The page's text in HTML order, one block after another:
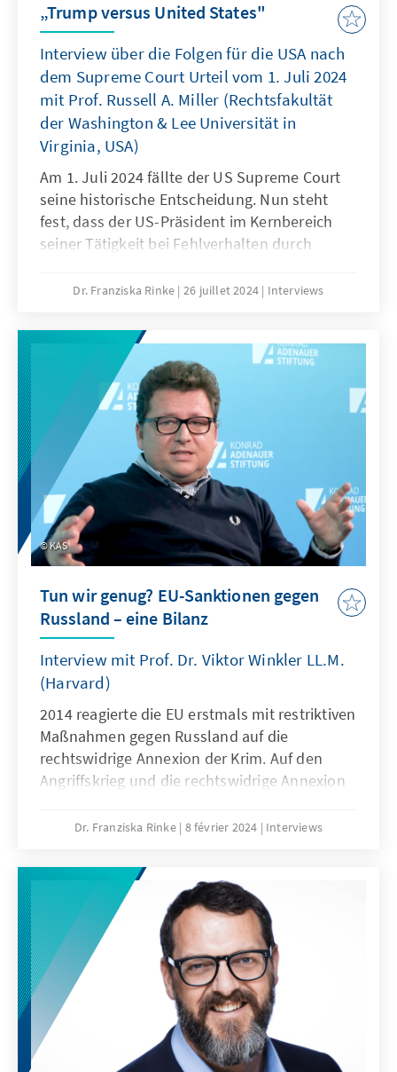
„Trump versus United States"
Interview über die Folgen für die USA nach
dem Supreme Court Urteil vom 1. Juli 2024
mit Prof. Russell A. Miller (Rechtsfakultät
der Washington & Lee Universität in
Virginia, USA)
Am 1. Juli 2024 fällte der US Supreme Court
seine historische Entscheidung. Nun steht
fest, dass der US-Präsident im Kernbereich
seiner Tätigkeit bei Fehlverhalten durch
Verfolgung geschützt ist. Steht der Präsident
äußern? In jedem Fall stärkt es die Stellung
des US-Präsidenten in besonderem Maße, der
oft als „die mächtigste Person der Welt“
bezeichnet wird.
Dr. Franziska Rinke 26 juillet 2024 Interviews
KAS
Tun wir genug? EU-Sanktionen gegen
Russland – eine Bilanz
Interview mit Prof. Dr. Viktor Winkler LL.M.
(Harvard)
2014 reagierte die EU erstmals mit restriktiven
Maßnahmen gegen Russland auf die
rechtswidrige Annexion der Krim. Auf den
Angriffskrieg und die rechtswidrige Annexion
Sanktionen der EU. Bis heute gibt es
Überblick zu behalten ist nicht einfach. Prof.
Winkler zieht eine Bilanz zu diesem
Sanktions-Flickenteppich.
Dr. Franziska Rinke 8 février 2024 Interviews